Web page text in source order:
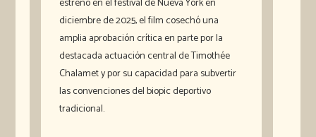
diciembre de 2025, el film cosechó una
amplia aprobación crítica en parte por la
destacada actuación central de Timothée
Chalamet y por su capacidad para subvertir
las convenciones del biopic deportivo
tradicional.